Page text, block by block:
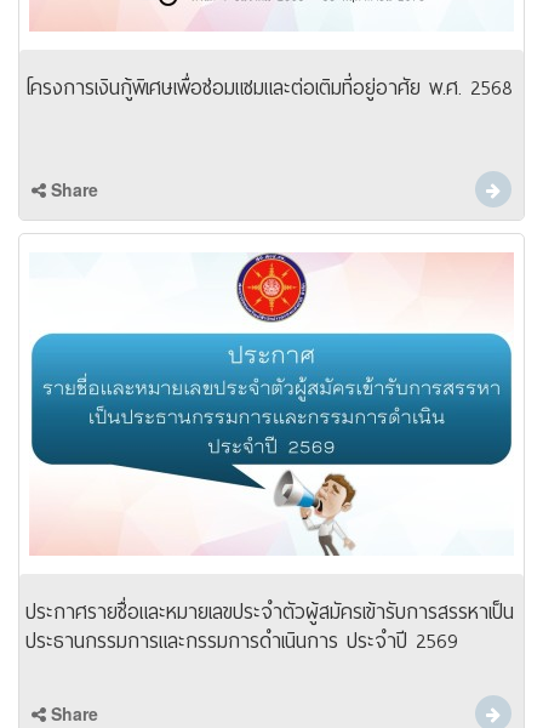
โครงการเงินกู้พิเศษเพื่อซ่อมแซมและต่อเติมที่อยู่อาศัย พ.ศ. 2568
Share
ประกาศรายชื่อและหมายเลขประจำตัวผู้สมัครเข้ารับการสรรหาเป็น
ประธานกรรมการและกรรมการดำเนินการ ประจำปี 2569
Share